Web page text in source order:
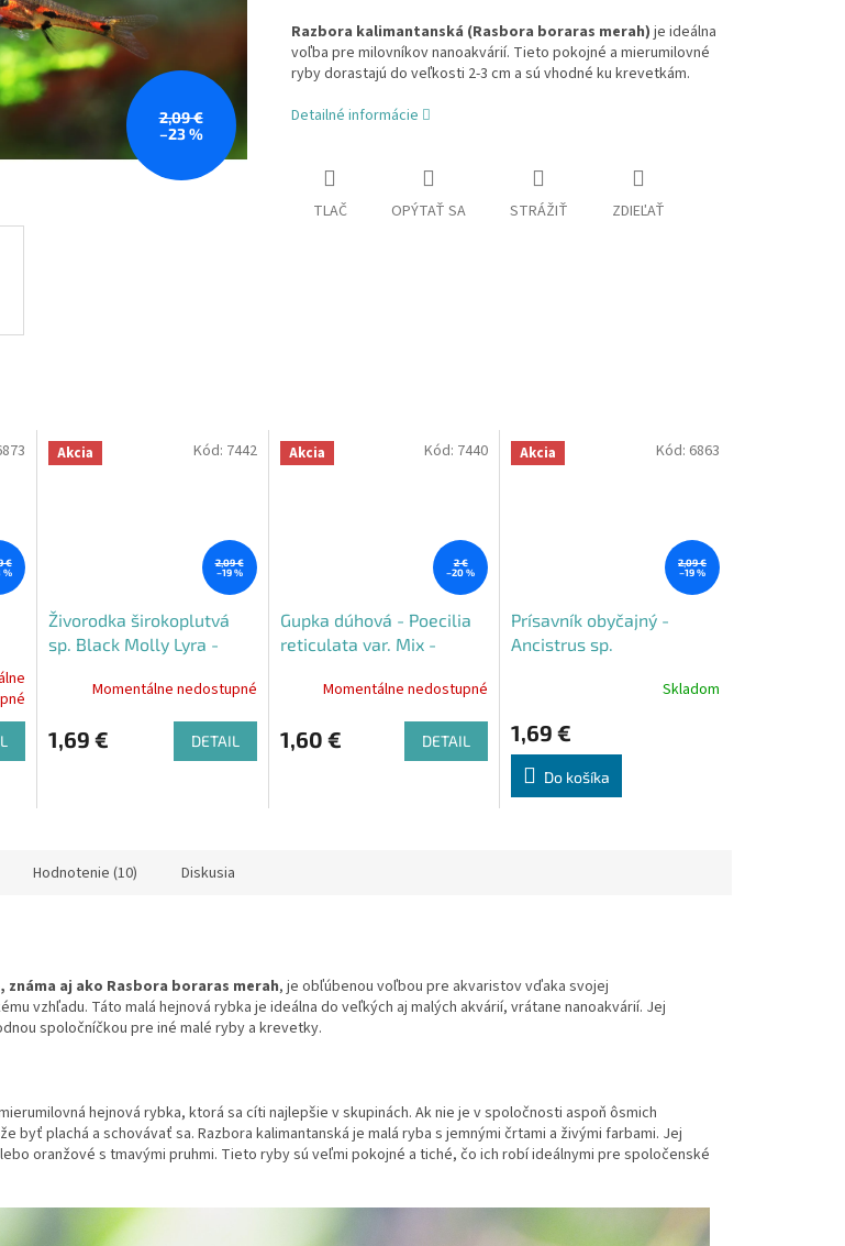
2,09 €
–23 %
Razbora kalimantanská (Rasbora boraras merah) je ideálna
voľba pre milovníkov nanoakvárií. Tieto pokojné a mierumilovné
ryby dorastajú do veľkosti 2-3 cm a sú vhodné ku krevetkám.
Detailné informácie
TLAČ OPÝTAŤ SA STRÁŽIŤ ZDIEĽAŤ
€
%
Akcia
2,09 €
–19 %
Živorodka širokoplutvá
sp. Black Molly Lyra -
Black Molly Lyra
Momentálne nedostupné
1,69 € DETAIL
Kód: 7442 Akcia
2 €
–20 %
Gupka dúhová - Poecilia
reticulata var. Mix -
Momentálne nedostupné
1,60 € DETAIL
Kód: 7440 Akcia
2,09 €
–19 %
Prísavník obyčajný -
Ancistrus sp.
Skladom
1,69 €
Do košíka
Kód: 6863
Hodnotenie (10) Diskusia
aj ako Rasbora boraras merah, je obľúbenou voľbou pre akvaristov vďaka svojej
vzhľadu. Táto malá hejnová rybka je ideálna do veľkých aj malých akvárií, vrátane nanoakvárií. Jej
spoločníčkou pre iné malé ryby a krevetky.
hejnová rybka, ktorá sa cíti najlepšie v skupinách. Ak nie je v spoločnosti aspoň ôsmich
byť plachá a schovávať sa. Razbora kalimantanská je malá ryba s jemnými črtami a živými farbami. Jej
oranžové s tmavými pruhmi. Tieto ryby sú veľmi pokojné a tiché, čo ich robí ideálnymi pre spoločenské